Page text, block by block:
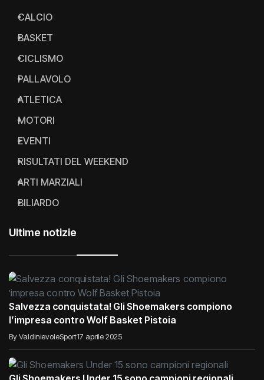
CALCIO
BASKET
CICLISMO
PALLAVOLO
ATLETICA
MOTORI
EVENTI
RISULTATI DEL WEEKEND
ARTI MARZIALI
BILIARDO
Ultime notizie
Salvezza conquistata! Gli Shoemakers compiono
l’impresa contro Wolf Basket Pistoia
By ValdinievoleSport17 aprile 2025